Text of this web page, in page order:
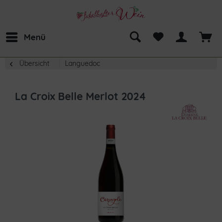
Menü
Übersicht Languedoc
La Croix Belle Merlot 2024